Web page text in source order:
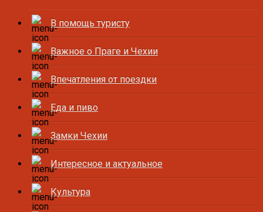
В помощь туристу
Важное о Праге и Чехии
Впечатления от поездки
Еда и пиво
Замки Чехии
Интересное и актуальное
Культура